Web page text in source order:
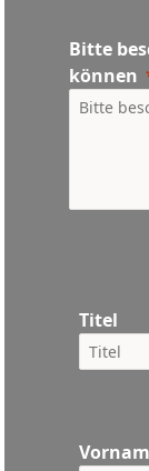
Bitte
können
Titel